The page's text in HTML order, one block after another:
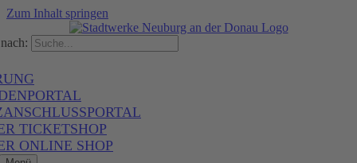
Zum Inhalt springen
TICKETSHOP
ONLINE SHOP